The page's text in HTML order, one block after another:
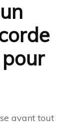
avant tout